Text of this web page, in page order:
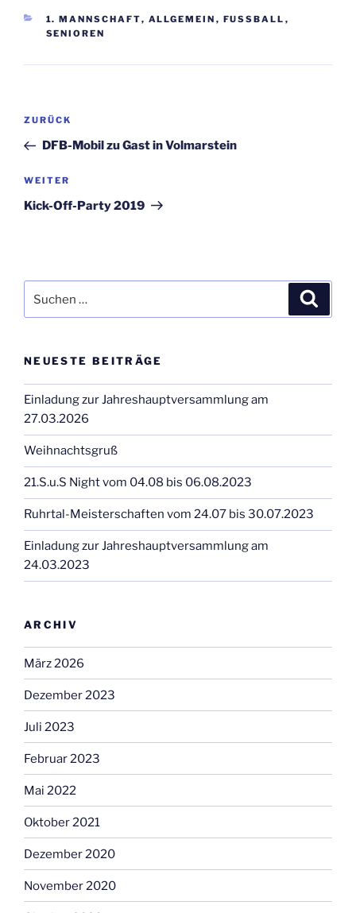
KATEGORIEN
1. MANNSCHAFT, ALLGEMEIN , FUSSBALL ,
SENIOREN
Beitragsnavigation
Vorheriger
Beitrag
ZURÜCK
DFB-Mobil zu Gast in Volmarstein
Nächster
Beitrag
WEITER
Kick-Off-Party 2019
nach:
NEUESTE BEITRÄGE
Einladung zur Jahreshauptversammlung am
27.03.2026
Weihnachtsgruß
21.S.u.S Night vom 04.08 bis 06.08.2023
Ruhrtal-Meisterschaften vom 24.07 bis 30.07.2023
Einladung zur Jahreshauptversammlung am
24.03.2023
ARCHIV
März 2026
Dezember 2023
Juli 2023
Februar 2023
Mai 2022
Oktober 2021
Dezember 2020
November 2020